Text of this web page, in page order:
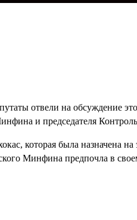
отвели на обсуждение
и председателя
которая была назначена
Минфина предпочла в